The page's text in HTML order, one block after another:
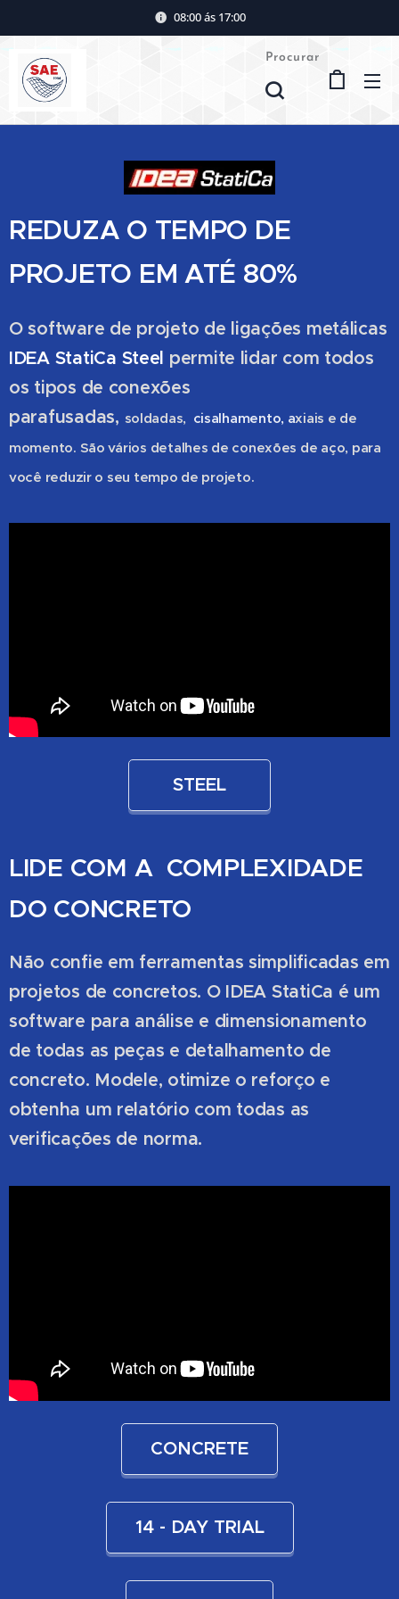
08:00 ás 17:00
Procurar
REDUZA O TEMPO DE
PROJETO EM ATÉ 80%
O software de projeto de ligações metálicas
IDEA StatiCa Steel permite lidar com todos
os tipos de conexões
parafusadas, soldadas, cisalhamento, axiais e de
momento. São vários detalhes de conexões de aço, para
você reduzir o seu tempo de projeto.
STEEL
LIDE COM A COMPLEXIDADE
DO CONCRETO
Não confie em ferramentas simplificadas em
projetos de concretos. O IDEA StatiCa é um
software para análise e dimensionamento
de todas as peças e detalhamento de
concreto. Modele, otimize o reforço e
obtenha um relatório com todas as
verificações de norma.
CONCRETE
14 - DAY TRIAL